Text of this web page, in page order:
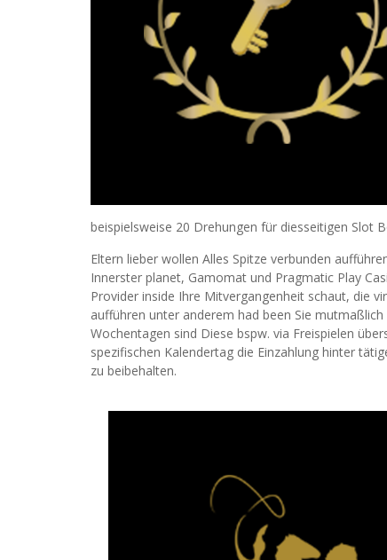
beispielsweise 20 Drehungen für diesseitigen Slot
Eltern lieber wollen Alles Spitze verbunden
Innerster planet, Gamomat und Pragmatic Play
Provider inside Ihre Mitvergangenheit schaut, die
aufführen unter anderem had been Sie
Wochentagen sind Diese bspw. via Freispielen
spezifischen Kalendertag die Einzahlung hinter
zu beibehalten.